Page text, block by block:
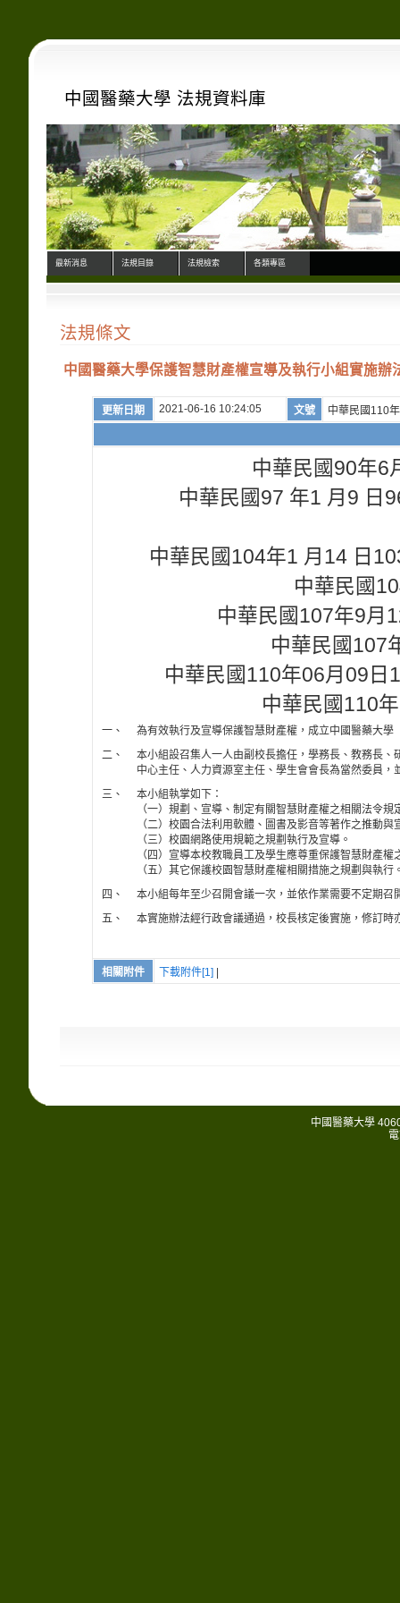
中國醫藥大學 法規資料庫
最新消息 法規目錄 法規檢索 各類專區
法規條文
中國醫藥大學保護智慧財產權宣導及執行小組實施辦
更新日期 2021-06-16 10:24:05 文號 中華民國110
中華民國90年6
中華民國97 年1 月9 日
中華民國104年1 月14 日
中華民國
中華民國107年9月
中華民國107
中華民國110年06月09日
中華民國110
一、
為有效執行及宣導保護智慧財產權，成立中國醫藥大
二、
本小組設召集人一人由副校長擔任，學務長、教務長
中心主任、人力資源室主任、學生會會長為當然委員
三、
本小組執掌如下：
（一）規劃、宣導、制定有關智慧財產權之相關法令
（二）校園合法利用軟體、圖書及影音等著作之推動與
（三）校園網路使用規範之規劃執行及宣導。
（四）宣導本校教職員工及學生應尊重保護智慧財產權
（五）其它保護校園智慧財產權相關措施之規劃與執行
四、
本小組每年至少召開會議一次，並依作業需要不定期
五、
本實施辦法經行政會議通過，校長核定後實施，修訂時
相關附件 下載附件[1]
中國醫藥大學